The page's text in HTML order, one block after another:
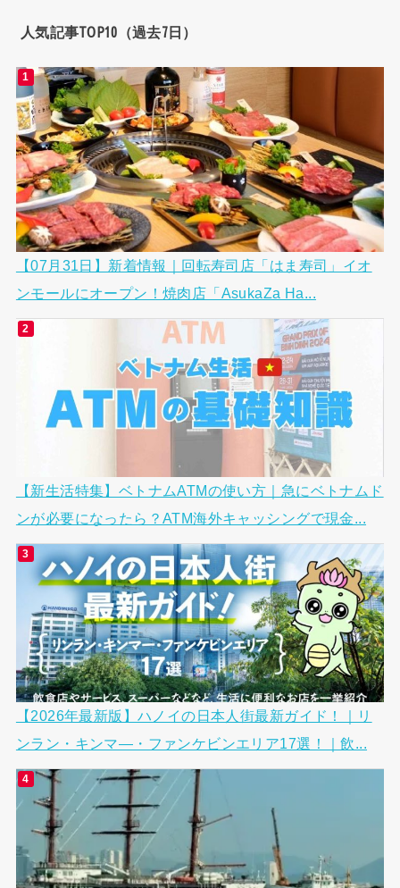
人気記事TOP10（過去7日）
【07月31日】新着情報｜回転寿司店「はま寿司」イオ
ンモールにオープン！焼肉店「AsukaZa Ha...
【新生活特集】ベトナムATMの使い方｜急にベトナムド
ンが必要になったら？ATM海外キャッシングで現金...
【2026年最新版】ハノイの日本人街最新ガイド！｜リ
ンラン・キンマ―・ファンケビンエリア17選！｜飲...